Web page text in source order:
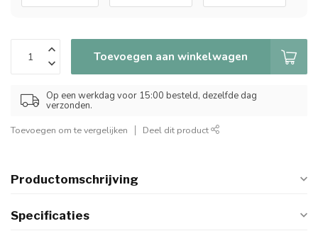
Toevoegen aan winkelwagen
Op een werkdag voor 15:00 besteld, dezelfde dag
verzonden.
Toevoegen om te vergelijken Deel dit product
Productomschrijving
Specificaties